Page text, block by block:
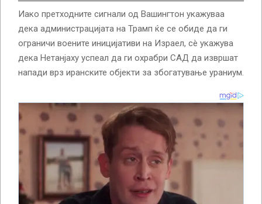
Иако претходните сигнали од Вашингтон укажуваа
дека администрацијата на Трамп ќе се обиде да ги
ограничи воените иницијативи на Израел, сè укажува
дека Нетанјаху успеал да ги охрабри САД да извршат
напади врз иранските објекти за збогатување ураниум.